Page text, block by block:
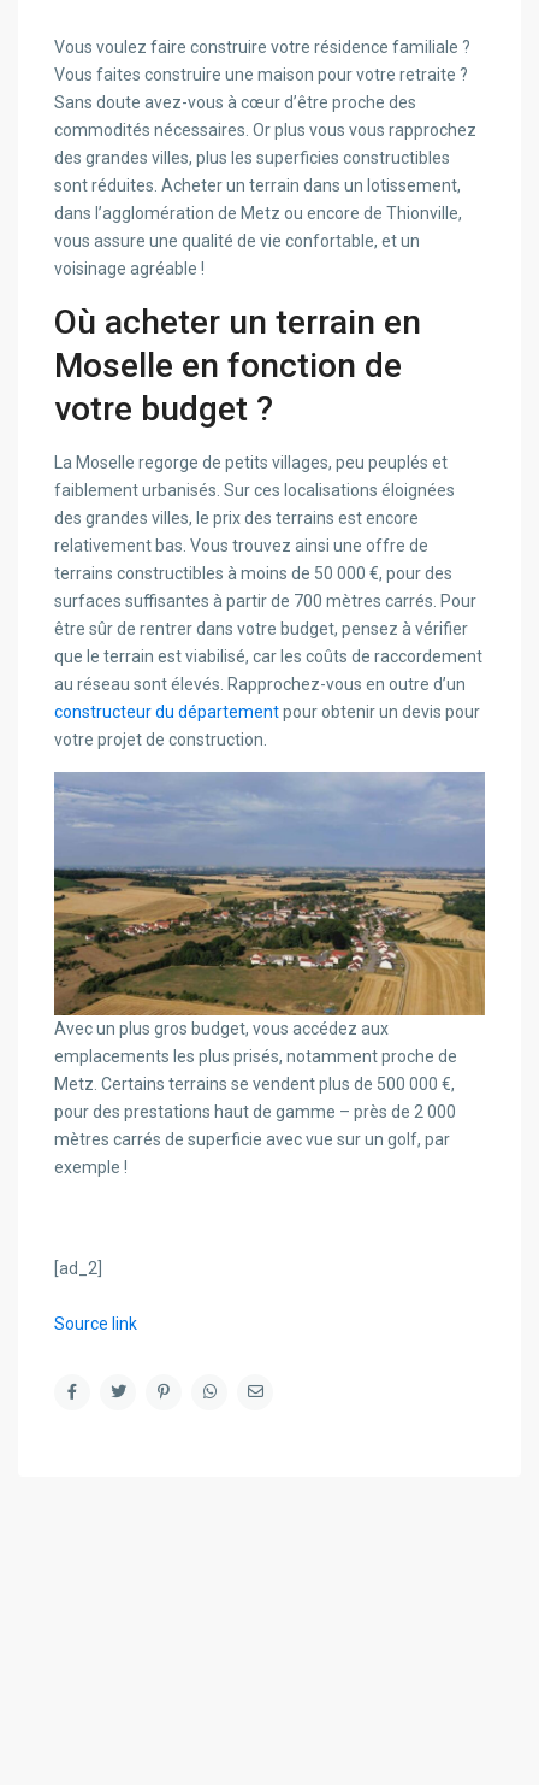
Vous voulez faire construire votre résidence familiale ?
Vous faites construire une maison pour votre retraite ?
Sans doute avez-vous à cœur d’être proche des
commodités nécessaires. Or plus vous vous rapprochez
des grandes villes, plus les superficies constructibles
sont réduites. Acheter un terrain dans un lotissement,
dans l’agglomération de Metz ou encore de Thionville,
vous assure une qualité de vie confortable, et un
voisinage agréable !
Où acheter un terrain en
Moselle en fonction de
votre budget ?
La Moselle regorge de petits villages, peu peuplés et
faiblement urbanisés. Sur ces localisations éloignées
des grandes villes, le prix des terrains est encore
relativement bas. Vous trouvez ainsi une offre de
terrains constructibles à moins de 50 000 €, pour des
surfaces suffisantes à partir de 700 mètres carrés. Pour
être sûr de rentrer dans votre budget, pensez à vérifier
que le terrain est viabilisé, car les coûts de raccordement
au réseau sont élevés. Rapprochez-vous en outre d’un
constructeur du départementpour obtenir un devis pour
votre projet de construction.
Avec un plus gros budget, vous accédez aux
emplacements les plus prisés, notamment proche de
Metz. Certains terrains se vendent plus de 500 000 €,
pour des prestations haut de gamme – près de 2 000
mètres carrés de superficie avec vue sur un golf, par
exemple !
[ad_2]
Source link